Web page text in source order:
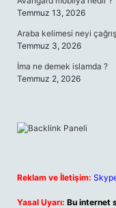
Temmuz 13, 2026
Araba kelimesi neyi
Temmuz 3, 2026
İma ne demek islamda ?
Temmuz 2, 2026
Reklam ve İletişim:
Yasal Uyarı: Bu internet